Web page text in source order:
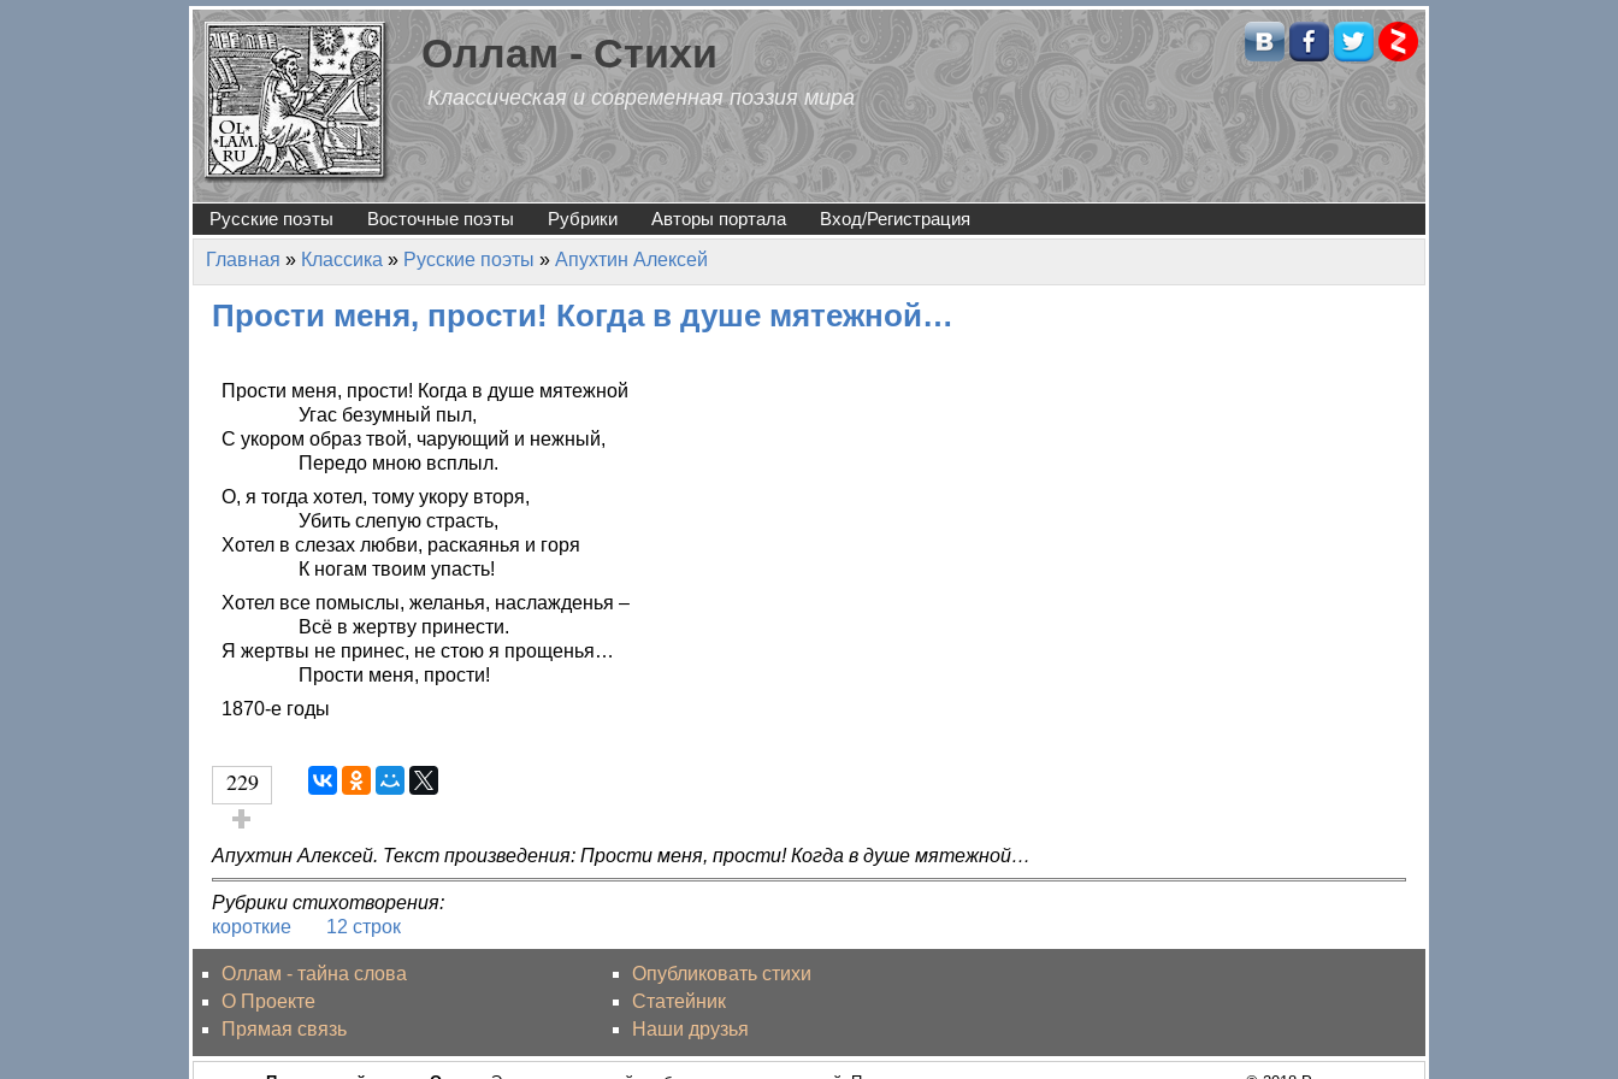
Перейти к основному содержанию
Оллам - Стихи
Классическая и современная поэзия мира
Русские поэты Восточные поэты Рубрики Авторы портала Вход/Регистрация
Вы здесь
Главная » Классика » Русские поэты » Апухтин Алексей
Прости меня, прости! Когда в душе мятежной…
Прости меня, прости! Когда в душе мятежной
Угас безумный пыл,
С укором образ твой, чарующий и нежный,
Передо мною всплыл.
О, я тогда хотел, тому укору вторя,
Убить слепую страсть,
Хотел в слезах любви, раскаянья и горя
К ногам твоим упасть!
Хотел все помыслы, желанья, наслажденья –
Всё в жертву принести.
Я жертвы не принес, не стою я прощенья…
Прости меня, прости!
1870-е годы
229
Голос за!
Апухтин Алексей. Текст произведения: Прости меня, прости! Когда в душе мятежной…
Рубрики стихотворения:
короткие
12 строк
Оллам - тайна слова
О Проекте
Прямая связь
Опубликовать стихи
Статейник
Наши друзья